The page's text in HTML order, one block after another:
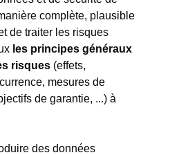
complète, plausible
de traiter les risques
les principes généraux
risques (effets,
mesures de
de garantie, ...) à
des données